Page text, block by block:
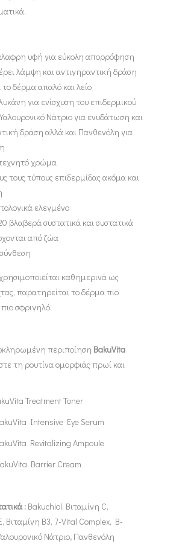
υφή για εύκολη απορρόφηση
λάμψη και αντιγηραντική δράση
δέρμα απαλό και λείο
για ενίσχυση του επιδερμικού
Νάτριο για ενυδάτωση και
δράση αλλά και Πανθενόλη για
χρώμα
τους τύπους επιδερμίδας ακόμα και
ελεγμένο
βλαβερά συστατικά και συστατικά
από ζώα
καθημερινά ως
παρατηρείται το δέρμα πιο
σφριγηλό.
περιποίηση BakuVita
τη ρουτίνα ομορφιάς πρωί και
Treatment Toner
Intensive Eye Serum
Revitalizing Ampoule
Barrier Cream
: Bakuchiol, Βιταμίνη C,
Βιταμίνη Β3, 7-Vital Complex, B-
Νάτριο, Πανθενόλη